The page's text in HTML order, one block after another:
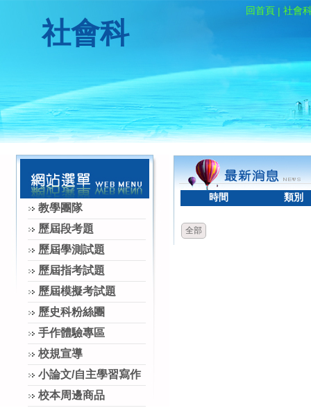
回首頁 | 社會
社會科
教學團隊
歷屆段考題
歷屆學測試題
歷屆指考試題
歷屆模擬考試題
歷史科粉絲團
手作體驗專區
校規宣導
小論文/自主學習寫作
校本周邊商品
時間 類別
全部